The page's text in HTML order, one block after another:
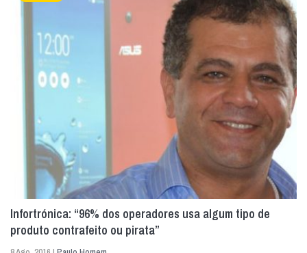
Infortrónica: “96% dos operadores usa algum tipo de
produto contrafeito ou pirata”